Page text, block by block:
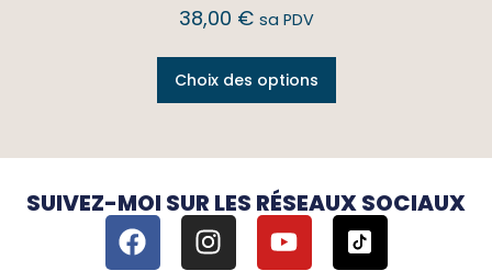
38,00 € sa PDV
Choix des options
SUIVEZ-MOI SUR LES RÉSEAUX SOCIAUX